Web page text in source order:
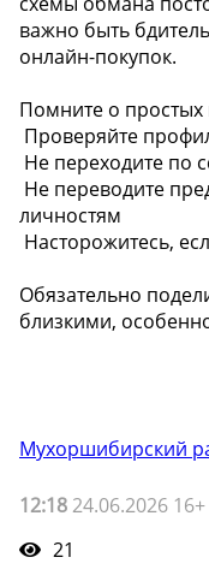
важно быть
онлайн-покупок.
Помните о простых
Проверяйте
Не переходите по
Не переводите
личностям
Насторожитесь,
Обязательно
близкими,
Мухоршибирский
12:18 24.06.2026 16+
21